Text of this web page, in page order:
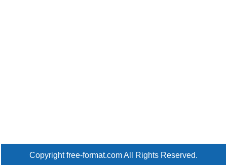
Copyright free-format.com All Rights Reserved.